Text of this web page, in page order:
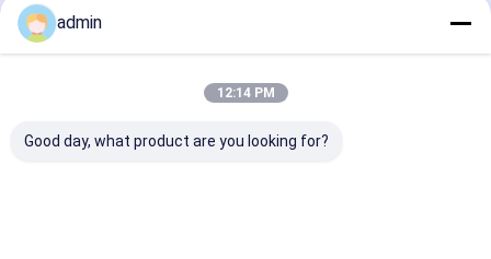
admin
12:14 PM
Good day, what product are you looking for?